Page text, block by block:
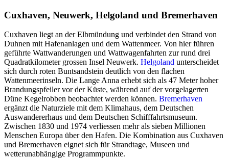
Cuxhaven, Neuwerk, Helgoland und Bremerhaven
Cuxhaven liegt an der Elbmündung und verbindet den Strand von
Duhnen mit Hafenanlagen und dem Wattenmeer. Von hier führen
geführte Wattwanderungen und Wattwagenfahrten zur rund drei
Quadratkilometer grossen Insel Neuwerk. Helgoland unterscheidet
sich durch roten Buntsandstein deutlich von den flachen
Wattenmeerinseln. Die Lange Anna erhebt sich als 47 Meter hoher
Brandungspfeiler vor der Küste, während auf der vorgelagerten
Düne Kegelrobben beobachtet werden können. Bremerhaven
ergänzt die Naturziele mit dem Klimahaus, dem Deutschen
Auswandererhaus und dem Deutschen Schifffahrtsmuseum.
Zwischen 1830 und 1974 verliessen mehr als sieben Millionen
Menschen Europa über den Hafen. Die Kombination aus Cuxhaven
und Bremerhaven eignet sich für Strandtage, Museen und
wetterunabhängige Programmpunkte.